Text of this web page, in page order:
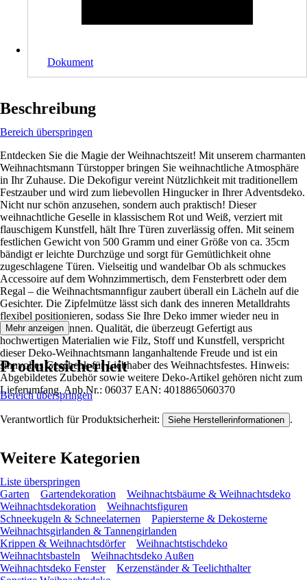
Dokument
Beschreibung
Bereich überspringen
Entdecken Sie die Magie der Weihnachtszeit! Mit unserem charmanten
Weihnachtsmann Türstopper bringen Sie weihnachtliche Atmosphäre
in Ihr Zuhause. Die Dekofigur vereint Nützlichkeit mit traditionellem
Festzauber und wird zum liebevollen Hingucker in Ihrer Adventsdeko.
Nicht nur schön anzusehen, sondern auch praktisch! Dieser
weihnachtliche Geselle in klassischem Rot und Weiß, verziert mit
flauschigem Kunstfell, hält Ihre Türen zuverlässig offen. Mit seinem
festlichen Gewicht von 500 Gramm und einer Größe von ca. 35cm
bändigt er leichte Durchzüge und sorgt für Gemütlichkeit ohne
zugeschlagene Türen. Vielseitig und wandelbar Ob als schmuckes
Accessoire auf dem Wohnzimmertisch, dem Fensterbrett oder dem
Regal – die Weihnachtsmannfigur zaubert überall ein Lächeln auf die
Gesichter. Die Zipfelmütze lässt sich dank des inneren Metalldrahts
flexibel positionieren, sodass Sie Ihre Deko immer wieder neu in
Szene setzen können. Qualität, die überzeugt Gefertigt aus
hochwertigen Materialien wie Filz, Stoff und Kunstfell, verspricht
dieser Deko-Weihnachtsmann langanhaltende Freude und ist ein
sinnvolles Geschenk für Liebhaber des Weihnachtsfestes. Hinweis:
Abgebildetes Zubehör sowie weitere Deko-Artikel gehören nicht zum
Lieferumfang. Anb.Nr.: 06037 EAN: 4018865060370
Mehr anzeigen
Produktsicherheit
Bereich überspringen
Verantwortlich für Produktsicherheit: Siehe Herstellerinformationen .
Weitere Kategorien
Liste überspringen
Garten
Gartendekoration
Weihnachtsbäume & Weihnachtsdeko
Weihnachtsdekoration
Weihnachtsfiguren
Schneekugeln & Schneelaternen
Papiersterne & Dekosterne
Weihnachtsgirlanden & Tannengirlanden
Krippen & Weihnachtsdörfer
Weihnachtstischdeko
Weihnachtsbasteln
Weihnachtsdeko Außen
Weihnachtsdeko Fenster
Kerzenständer & Teelichthalter